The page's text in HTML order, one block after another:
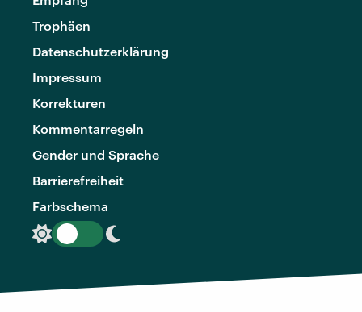
Trophäen
Datenschutzerklärung
Impressum
Korrekturen
Kommentarregeln
Gender und Sprache
Barrierefreiheit
Farbschema